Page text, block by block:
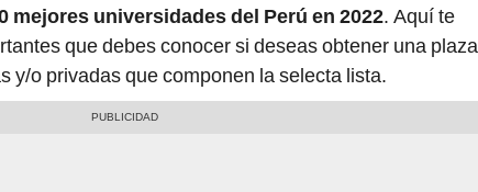
mejores universidades del Perú en 2022. Aquí te
que debes conocer si deseas obtener una plaza
y/o privadas que componen la selecta lista.